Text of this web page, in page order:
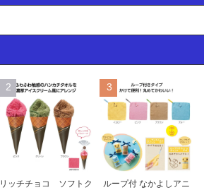
2
リッチチョコ ソフトク
3
ループ付 なかよしアニ